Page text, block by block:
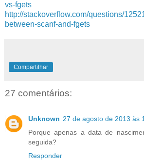
vs-fgets
http://stackoverflow.com/questions/
between-scanf-and-fgets
Compartilhar
27 comentários:
Unknown 27 de agosto de 2013 às
Porque apenas a data de
seguida?
Responder